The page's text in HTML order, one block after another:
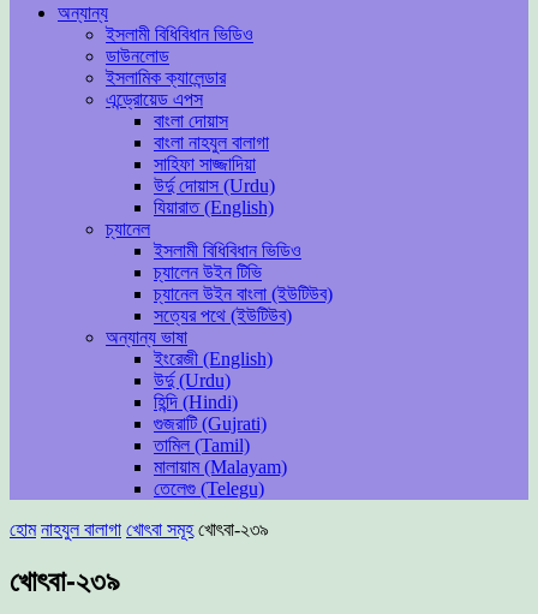
অন্যান্য
ইসলামী বিধিবিধান ভিডিও
ডাউনলোড
ইসলামিক ক্যালেন্ডার
এন্ড্রোয়েড এপস
বাংলা দোয়াস
বাংলা নাহযুল বালাগা
সাহিফা সাজ্জাদিয়া
উর্দু দোয়াস (Urdu)
যিয়ারাত (English)
চ্যানেল
ইসলামী বিধিবিধান ভিডিও
চ্যালেন উইন টিভি
চ্যানেল উইন বাংলা (ইউটিউব)
সত্যের পথে (ইউটিউব)
অন্যান্য ভাষা
ইংরেজী (English)
উর্দু (Urdu)
হিন্দি (Hindi)
গুজরাটি (Gujrati)
তামিল (Tamil)
মালায়াম (Malayam)
তেলেগু (Telegu)
হোম নাহযুল বালাগা খোৎবা সমূহ খোৎবা-২৩৯
খোৎবা-২৩৯